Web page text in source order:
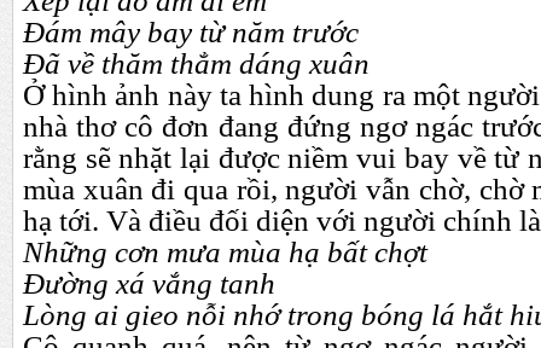
Đám mây bay từ năm trước
Đã về thăm thẳm dáng xuân
Ở hình ảnh này ta hình dung ra một
nhà thơ cô đơn đang đứng ngơ ngác
rằng sẽ nhặt lại được niềm vui bay về từ
mùa xuân đi qua rồi, người vẫn chờ, chờ
hạ tới. Và điều đối diện với người chính
Những cơn mưa mùa hạ bất chợt
Đường xá vắng tanh
Lòng ai gieo nỗi nhớ trong bóng lá hắt